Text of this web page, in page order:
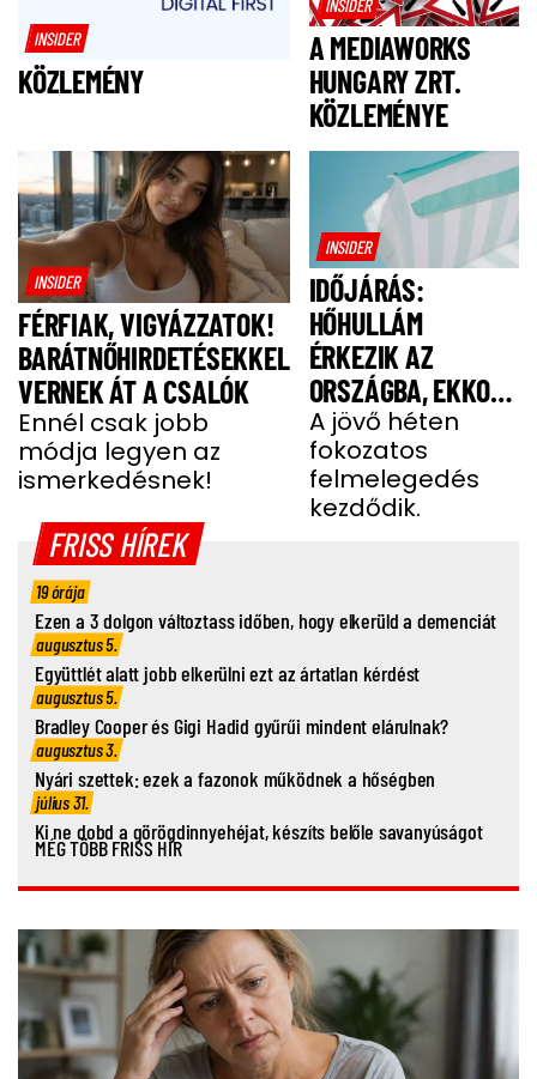
INSIDER
KÖZLEMÉNY
A MEDIAWORKS
HUNGARY ZRT.
KÖZLEMÉNYE
INSIDER
FÉRFIAK, VIGYÁZZATOK!
BARÁTNŐHIRDETÉSEKKEL
VERNEK ÁT A CSALÓK
Ennél csak jobb
módja legyen az
ismerkedésnek!
INSIDER
IDŐJÁRÁS:
HŐHULLÁM
ÉRKEZIK AZ
ORSZÁGBA, EKKOR
ÉR IDE
A jövő héten
fokozatos
felmelegedés
kezdődik.
FRISS HÍREK
19 órája
Ezen a 3 dolgon változtass időben, hogy elkerüld a demenciát
augusztus 5.
Együttlét alatt jobb elkerülni ezt az ártatlan kérdést
augusztus 5.
Bradley Cooper és Gigi Hadid gyűrűi mindent elárulnak?
augusztus 3.
Nyári szettek: ezek a fazonok működnek a hőségben
július 31.
Ki ne dobd a görögdinnyehéjat, készíts belőle savanyúságot
MÉG TÖBB FRISS HÍR